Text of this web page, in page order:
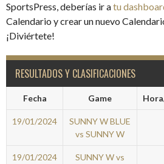
SportsPress, deberías ir atu
Calendario y crear un nuevo
¡Diviértete!
RESULTADOS Y CLASIFICACIONES
Fecha Game
19/01/2024
SUNNY W BLUE
vs SUNNY W
19/01/2024
SUNNY W vs